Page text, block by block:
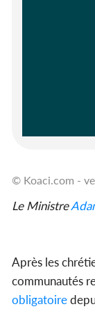
© Koaci.com -
Le Ministre
Après les
communautés
obligatoire